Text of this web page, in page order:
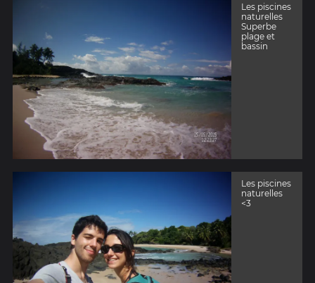
Les piscines
naturelles
Superbe
plage et
bassin
Les piscines
naturelles
<3